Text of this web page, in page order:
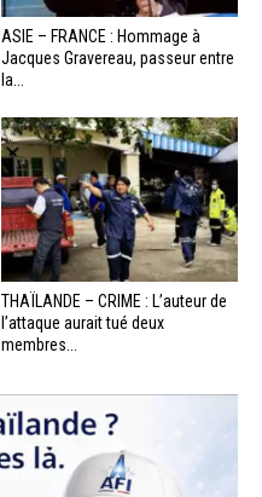
ASIE – FRANCE : Hommage à
Jacques Gravereau, passeur entre
la...
THAÏLANDE – CRIME : L’auteur de
l’attaque aurait tué deux
membres...